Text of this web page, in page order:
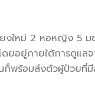
งใหม่ 2 หอหญิง 5 ม
ยอยู่ภายใต้การดูแล
พร้อมส่งตัวผู้ป่วยที่มี